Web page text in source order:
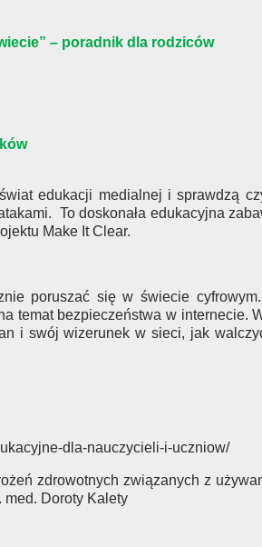
– poradnik dla rodziców
edukacji medialnej i sprawdzą
To doskonała edukacyjna
Make It Clear.
poruszać się w świecie
temat bezpieczeństwa w internecie.
i swój wizerunek w sieci, jak
dla-nauczycieli-i-uczniow/
zdrowotnych związanych z
med. Doroty Kalety